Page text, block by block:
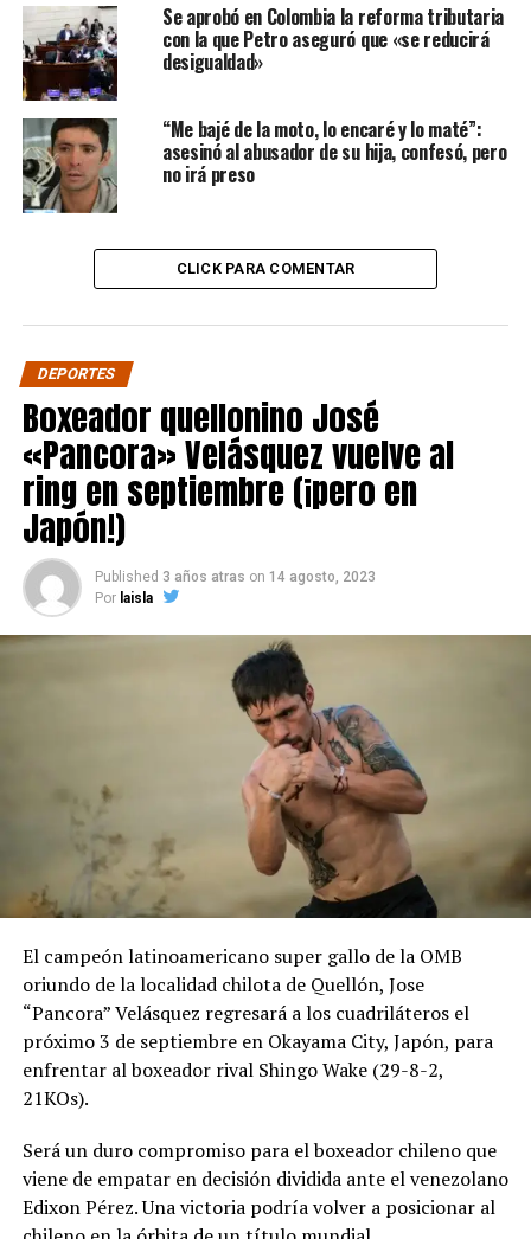
Se aprobó en Colombia la reforma tributaria
con la que Petro aseguró que «se reducirá
desigualdad»
“Me bajé de la moto, lo encaré y lo maté”:
asesinó al abusador de su hija, confesó, pero
no irá preso
CLICK PARA COMENTAR
DEPORTES
Boxeador quellonino José
«Pancora» Velásquez vuelve al
ring en septiembre (¡pero en
Japón!)
Published 3 años atras on 14 agosto, 2023
Por laisla
El campeón latinoamericano super gallo de la OMB
oriundo de la localidad chilota de Quellón, Jose
“Pancora” Velásquez regresará a los cuadriláteros el
próximo 3 de septiembre en Okayama City, Japón, para
enfrentar al boxeador rival Shingo Wake (29-8-2,
21KOs).
Será un duro compromiso para el boxeador chileno que
viene de empatar en decisión dividida ante el venezolano
Edixon Pérez. Una victoria podría volver a posicionar al